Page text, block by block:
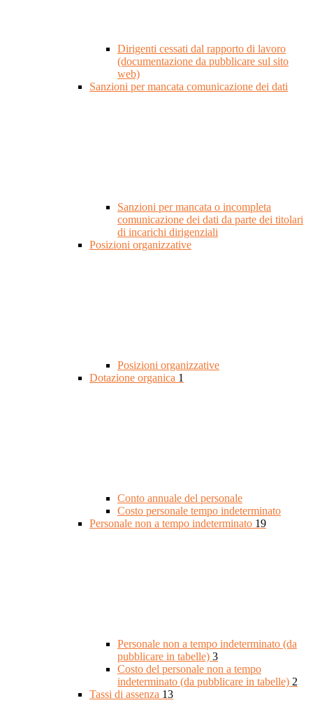
Dirigenti cessati dal rapporto di lavoro
(documentazione da pubblicare sul sito
web)
Sanzioni per mancata comunicazione dei dati
Sanzioni per mancata o incompleta
comunicazione dei dati da parte dei titolari
di incarichi dirigenziali
Posizioni organizzative
Posizioni organizzative
Dotazione organica 1
Conto annuale del personale
Costo personale tempo indeterminato
Personale non a tempo indeterminato 19
Personale non a tempo indeterminato (da
pubblicare in tabelle) 3
Costo del personale non a tempo
indeterminato (da pubblicare in tabelle) 2
Tassi di assenza 13